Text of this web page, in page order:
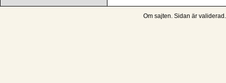
Om sajten. Sidan är validerad